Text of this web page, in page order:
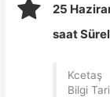
25
saat
Kcetaş
Bilgi